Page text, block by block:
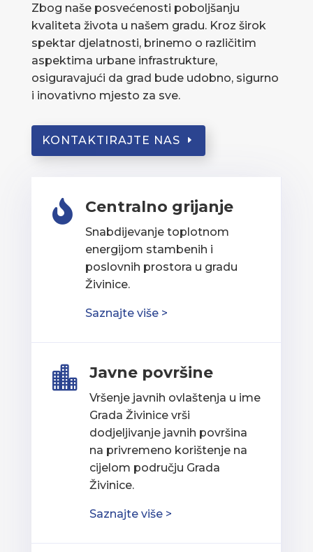
Zbog naše posvećenosti poboljšanju
kvaliteta života u našem gradu. Kroz širok
spektar djelatnosti, brinemo o različitim
aspektima urbane infrastrukture,
osiguravajući da grad bude udobno, sigurno
i inovativno mjesto za sve.
KONTAKTIRAJTE NAS
 Centralno grijanje
Snabdijevanje toplotnom
energijom stambenih i
poslovnih prostora u gradu
Živinice.
Saznajte više >
 Javne površine
Vršenje javnih ovlaštenja u ime
Grada Živinice vrši
dodjeljivanje javnih površina
na privremeno korištenje na
cijelom području Grada
Živinice.
Saznajte više >